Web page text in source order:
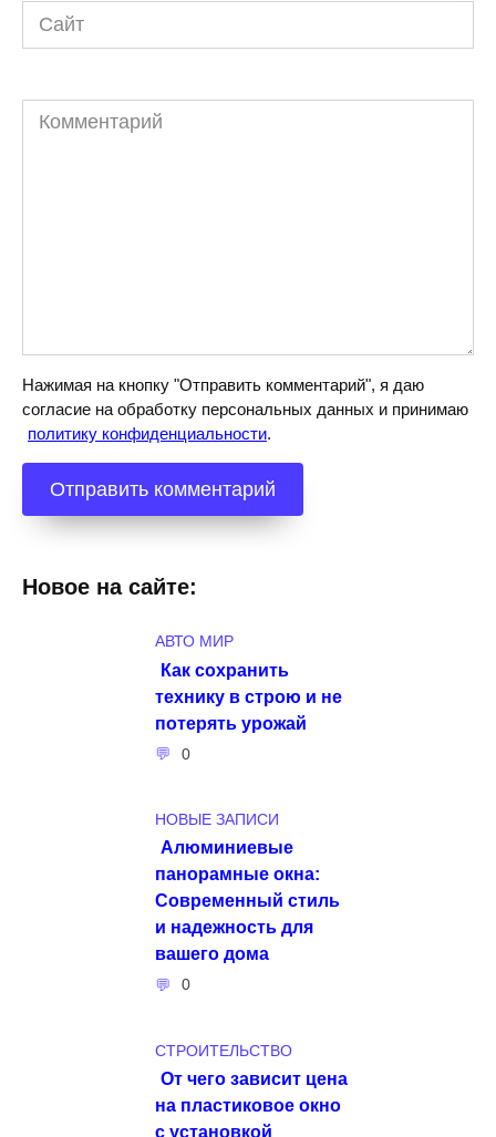
Сайт
Комментарий
Нажимая на кнопку "Отправить комментарий", я даю
согласие на обработку персональных данных и принимаю
политику конфиденциальности.
Новое на сайте:
АВТО МИР
Как сохранить
технику в строю и не
потерять урожай
0
НОВЫЕ ЗАПИСИ
Алюминиевые
панорамные окна:
Современный стиль
и надежность для
вашего дома
0
СТРОИТЕЛЬСТВО
От чего зависит цена
на пластиковое окно
с установкой